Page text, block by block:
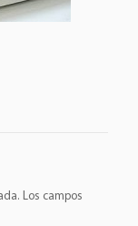
Los campos